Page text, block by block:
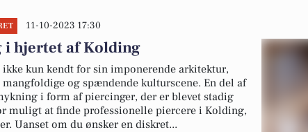
11-10-2023 17:30
i hjertet af Kolding
kun kendt for sin imponerende arkitektur,
og spændende kulturscene. En del af
i form af piercinger, der er blevet stadig
muligt at finde professionelle piercere i Kolding,
Uanset om du ønsker en diskret...